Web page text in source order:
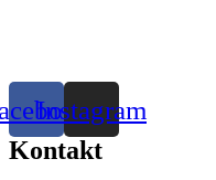
Instagram
Kontakt